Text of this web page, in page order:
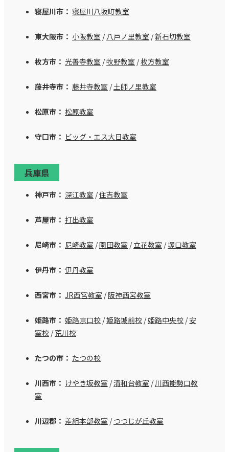
寝屋川市： 寝屋川八坂町教室
東大阪市： 小阪教室 / 八戸ノ里教室 /新石切教室
枚方市： 光善寺教室 /牧野教室 /枚方教室
藤井寺市： 藤井寺教室 /土師ノ里教室
松原市： 松原教室
守口市： ビッグ・エス大日教室
兵庫県
神戸市： 深江教室 /住吉教室
芦屋市： 打出教室
尼崎市： 尼崎教室 /園田教室 /立花教室 /塚口教室
伊丹市： 伊丹教室
西宮市： JR西宮教室 /阪神西宮教室
姫路市： 姫路京口校 /姫路城前校 /姫路中央校 /安
室校 /荒川校
たつの市： たつの校
川西市： けやき坂教室 /清和台教室 /川西能勢口教
室
川辺郡： 差組本部教室 /つつじが丘教室